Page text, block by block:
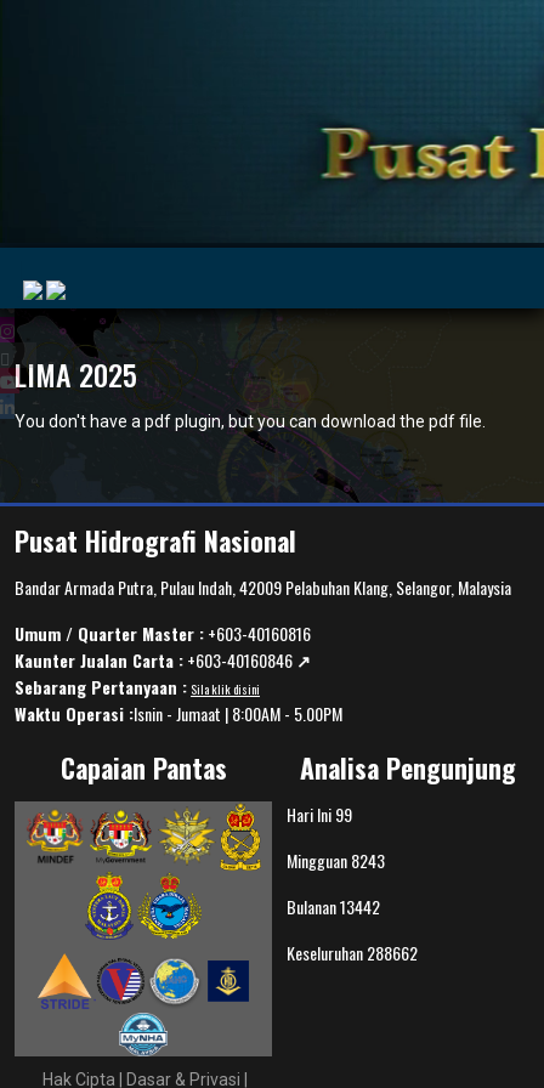
LIMA 2025
You don't have a pdf plugin, but you can download the pdf file.
Pusat Hidrografi Nasional
Bandar Armada Putra, Pulau Indah, 42009 Pelabuhan Klang, Selangor, Malaysia
Umum / Quarter Master :+603-40160816
Kaunter Jualan Carta :+603-40160846 ↗️
Sebarang Pertanyaan : Sila klik disini
Waktu Operasi :Isnin - Jumaat | 8:00AM - 5.00PM
Capaian Pantas
Hak Cipta | Dasar & Privasi |
Analisa Pengunjung
Hari Ini99
Mingguan8243
Bulanan13442
Keseluruhan288662
MyMarine